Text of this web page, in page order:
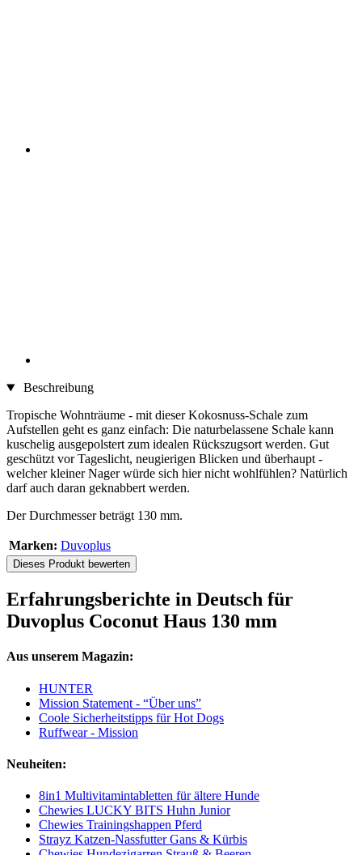
Beschreibung
Tropische Wohnträume - mit dieser Kokosnuss-Schale zum
Aufstellen geht es ganz einfach: Die naturbelassene Schale kann
kuschelig ausgepolstert zum idealen Rückszugsort werden. Gut
geschützt vor Tageslicht, neugierigen Blicken und überhaupt -
welcher kleiner Nager würde sich hier nicht wohlfühlen? Natürlich
darf auch daran geknabbert werden.
Der Durchmesser beträgt 130 mm.
Marken: Duvoplus
Dieses Produkt bewerten
Erfahrungsberichte in Deutsch für
Duvoplus Coconut Haus 130 mm
Aus unserem Magazin:
HUNTER
Mission Statement - “Über uns”
Coole Sicherheitstipps für Hot Dogs
Ruffwear - Mission
Neuheiten:
8in1 Multivitamintabletten für ältere Hunde
Chewies LUCKY BITS Huhn Junior
Chewies Trainingshappen Pferd
Strayz Katzen-Nassfutter Gans & Kürbis